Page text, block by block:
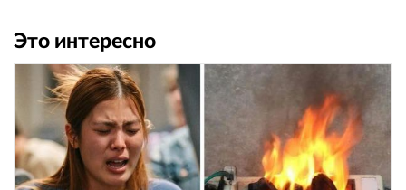
Это интересно